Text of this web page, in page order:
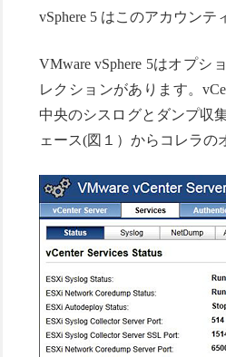
vSphere 5 はこのアカウンテ
VMware vSphere 5はオプ
レクションがあります。
中央のシスログとダンプ収
ェース(図１）からコレラの